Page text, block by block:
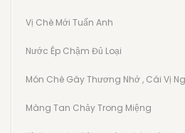
Vị Chè Mới Tuấn Anh
Nước Ép Chậm Đủ Loại
Món Chè Gây Thương Nhớ , Cái Vị
Màng Tan Chảy Trong Miệng